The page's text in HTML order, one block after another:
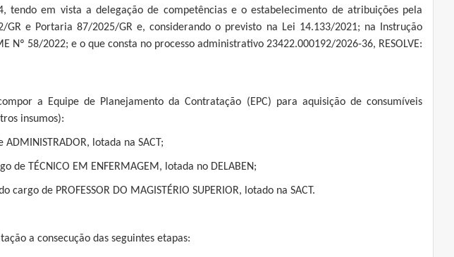
tendo em vista a delegação de competências e o estabelecimento de atribuições pela
e Portaria 87/2025/GR e, considerando o previsto na Lei 14.133/2021; na Instrução
Nº 58/2022; e o que consta no processo administrativo 23422.000192/2026-36, RESOLVE:
a Equipe de Planejamento da Contratação (EPC) para aquisição de consumíveis
insumos):
ADMINISTRADOR, lotada na SACT;
de TÉCNICO EM ENFERMAGEM, lotada no DELABEN;
cargo de PROFESSOR DO MAGISTÉRIO SUPERIOR, lotado na SACT.
a consecução das seguintes etapas: